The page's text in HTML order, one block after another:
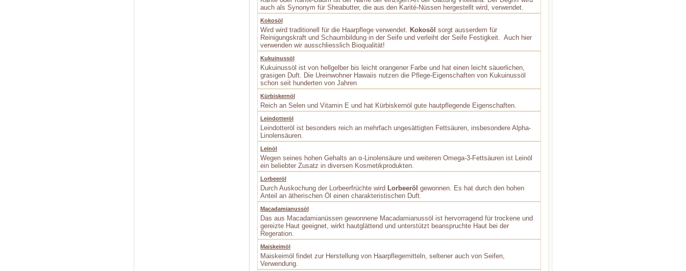
auch als Synonym für Sheabutter, die aus den Karité-Nüssen hergestellt wird, verwendet.
Kokosöl
Wird wird traditionell für die Haarpflege verwendet. Kokosöl sorgt ausserdem für
Reinigungskraft und Schaumbildung in der Seife und verleiht der Seife Festigkeit. Auch hier
verwenden wir ausschliesslich Bioqualität!
Kukuinussöl
Kukuinussöl ist von hellgelber bis leicht orangener Farbe und hat einen leicht säuerlichen,
grasigen Duft. Die Ureinwohner Hawaiis nutzen die Pflege-Eigenschaften von Kukuinussöl
schon seit hunderten von Jahren
Kürbiskernöl
Reich an Selen und Vitamin E und hat Kürbiskernöl gute hautpflegende Eigenschaften.
Leindotteröl
Leindotteröl ist besonders reich an mehrfach ungesättigten Fettsäuren, insbesondere Alpha-
Linolensäuren.
Leinöl
Wegen seines hohen Gehalts an α-Linolensäure und weiteren Omega-3-Fettsäuren ist Leinöl
ein beliebter Zusatz in diversen Kosmetikprodukten.
Lorbeeröl
Durch Auskochung der Lorbeerfrüchte wird Lorbeeröl gewonnen. Es hat durch den hohen
Anteil an ätherischen Öl einen charakteristischen Duft.
Macadamianussöl
Das aus Macadamianüssen gewonnene Macadamianussöl ist hervorragend für trockene und
gereizte Haut geeignet, wirkt hautglättend und unterstützt beanspruchte Haut bei der
Regeration.
Maiskeimöl
Maiskeimöl findet zur Herstellung von Haarpflegemitteln, seltener auch von Seifen,
Verwendung.